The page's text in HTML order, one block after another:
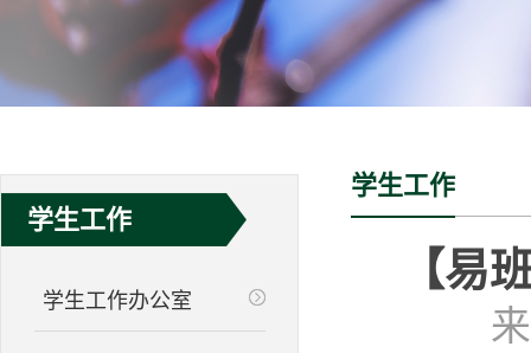
学生工作
学生工作办公室
学生工作
【易